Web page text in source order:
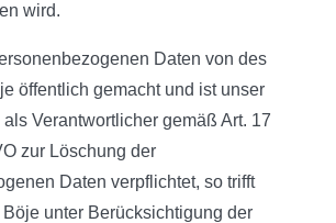
wird.
Daten von des
öffentlich gemacht und ist unser
Verantwortlicher gemäß Art. 17
zur Löschung der
Daten verpflichtet, so trifft
unter Berücksichtigung der